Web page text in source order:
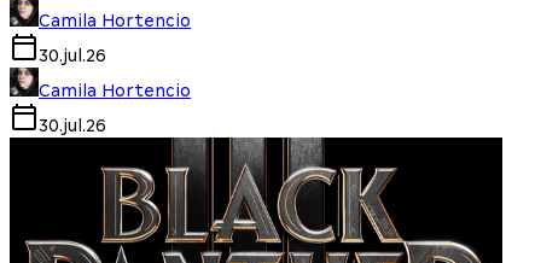
Camila Hortencio
30.jul.26
Camila Hortencio
30.jul.26